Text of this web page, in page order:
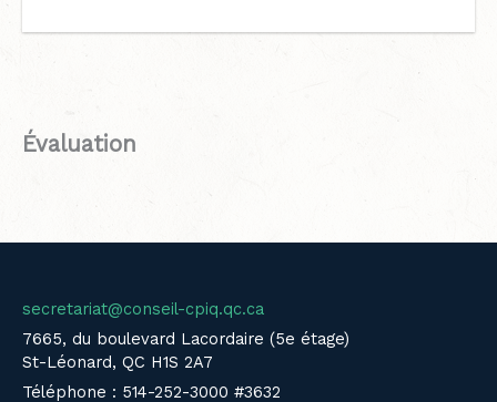
Évaluation
secretariat@conseil-cpiq.qc.ca
7665, du boulevard Lacordaire (5e étage)
St-Léonard, QC H1S 2A7
Téléphone : 514-252-3000 #3632